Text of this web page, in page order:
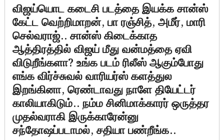
விஜய்யொட கடைசி படத்தை இயக்க சான்ஸ்
கேட்ட வெற்றிமாறன், பா ரஞ்சித், அமீர், மாரி
செல்வராஜ்.. சான்ஸ் கிடைக்காத
ஆத்திரத்தில் விஜய் மீது வன்மத்தை ஏவி
விடுறீங்களா? உங்க படம் ரிலீஸ் ஆகும்போது
எங்க விர்ச்சுவல் வாரியர்ஸ் களத்துல
இறங்கினா, ரெண்டாவது நாளே தியேட்டர்
காலியாகிடும்.. நம்ம சினிமாக்காரர் ஒருத்தர
முதல்வராகி இருக்காரேன்னு
சந்தோஷப்படாமல், சதியா பண்றீங்க..